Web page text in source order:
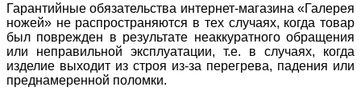
Гарантийные обязательства интернет-магазина «Галерея
ножей» не распространяются в тех случаях, когда товар
был поврежден в результате неаккуратного обращения
или неправильной эксплуатации, т.е. в случаях, когда
изделие выходит из строя из-за перегрева, падения или
преднамеренной поломки.